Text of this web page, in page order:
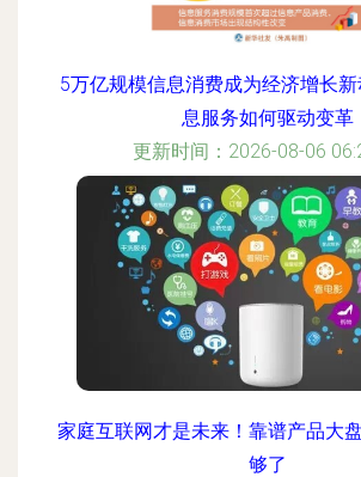
5万亿规模信息消费成为经济增长
息服务如何驱动变革
更新时间：2026-08-06
家庭互联网才是未来！靠谱产品大
够了